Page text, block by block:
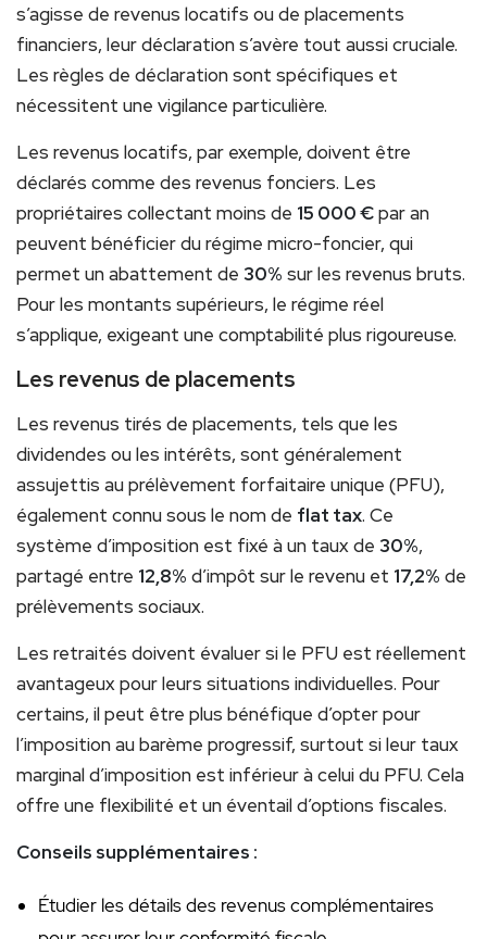
s’agisse de revenus locatifs ou de placements
financiers, leur déclaration s’avère tout aussi cruciale.
Les règles de déclaration sont spécifiques et
nécessitent une vigilance particulière.
Les revenus locatifs, par exemple, doivent être
déclarés comme des revenus fonciers. Les
propriétaires collectant moins de 15 000 €par an
peuvent bénéficier du régime micro-foncier, qui
permet un abattement de 30% sur les revenus bruts.
Pour les montants supérieurs, le régime réel
s’applique, exigeant une comptabilité plus rigoureuse.
Les revenus de placements
Les revenus tirés de placements, tels que les
dividendes ou les intérêts, sont généralement
assujettis au prélèvement forfaitaire unique (PFU),
également connu sous le nom de flat tax. Ce
système d’imposition est fixé à un taux de 30%,
partagé entre 12,8% d’impôt sur le revenu et 17,2% de
prélèvements sociaux.
Les retraités doivent évaluer si le PFU est réellement
avantageux pour leurs situations individuelles. Pour
certains, il peut être plus bénéfique d’opter pour
l’imposition au barème progressif, surtout si leur taux
marginal d’imposition est inférieur à celui du PFU. Cela
offre une flexibilité et un éventail d’options fiscales.
Conseils supplémentaires :
Étudier les détails des revenus complémentaires